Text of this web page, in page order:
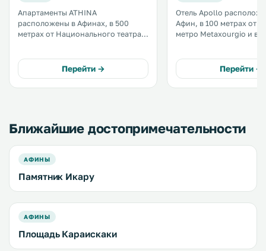
Апартаменты ATHINA
расположены в Афинах, в 500
метрах от Национального театра
пользоваться бесплатным Wi-Fi. В
числе удобств гостиный уголок и
кухня. .
Перейти →
Отель Apollo
Афин, в 100 метрах от
метро Metaxourgio и в 2
Парфенон и номера с
Wi-Fi. .
Перейти →
Ближайшие достопримечательности
АФИНЫ
Памятник Икару
АФИНЫ
Площадь Караискаки